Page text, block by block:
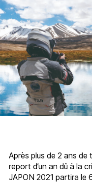
Après plus de 2 ans de
report d’un an dû à la
JAPON 2021 partira le